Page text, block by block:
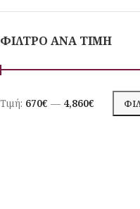
ΦΙΛΤΡΟ ΑΝΑ ΤΙΜΗ
Τιμή: 670€ — 4,860€